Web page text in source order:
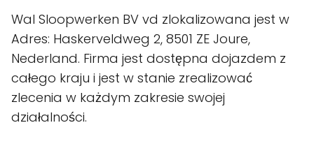
Wal Sloopwerken BV vd zlokalizowana jest w
Adres: Haskerveldweg 2, 8501 ZE Joure,
Nederland. Firma jest dostępna dojazdem z
całego kraju i jest w stanie zrealizować
zlecenia w każdym zakresie swojej
działalności.